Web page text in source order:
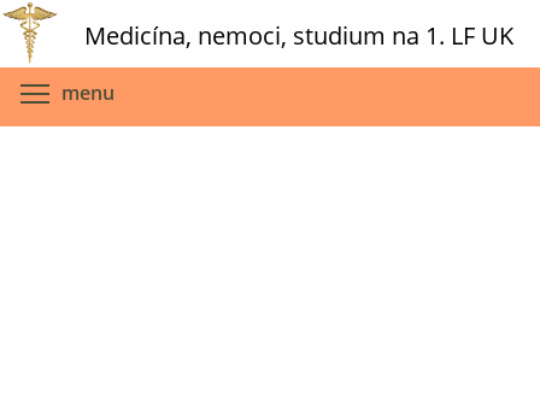
Skip
main
content
Medicína, nemoci, studium na 1. LF UK
menu